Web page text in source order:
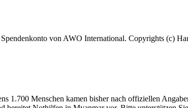
1.700 Menschen kamen bisher nach offiziellen